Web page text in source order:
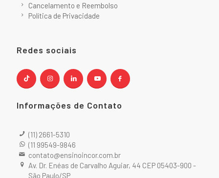
Cancelamento e Reembolso
Política de Privacidade
Redes sociais
Informações de Contato
(11) 2661-5310
(11 99549-9846
contato@ensinoincor.com.br
Av. Dr. Enéas de Carvalho Aguiar, 44 CEP 05403-900 -
São Paulo/SP